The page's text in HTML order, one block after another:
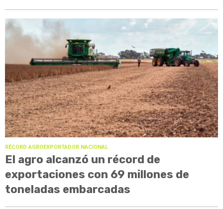
RÉCORD AGROEXPORTADOR NACIONAL
El agro alcanzó un récord de
exportaciones con 69 millones de
toneladas embarcadas